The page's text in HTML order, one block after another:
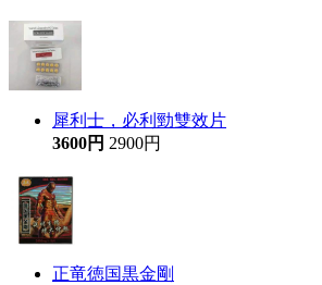
犀利士，必利勁雙效片
3600円 2900円
正竜徳国黒金剛